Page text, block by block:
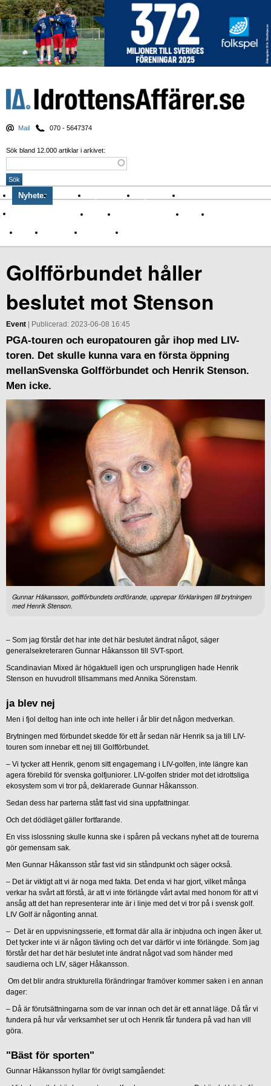
Mail 070 - 5647374
Sök bland 12.000 artiklar i arkivet:
Nyheter Krönikor Sport & spel Nyhetsbrev
Om Idrottens Affärer
Affärer I spåren av Corona Arena
Namn Sponsring TV-nyheter
Golfförbundet håller
beslutet mot Stenson
Event | Publicerad: 2023-06-08 16:45
PGA-touren och europatouren går ihop med LIV-
toren. Det skulle kunna vara en första öppning
mellanSvenska Golfförbundet och Henrik Stenson.
Men icke.
Gunnar Håkansson, golfförbundets ordförande, upprepar förklaringen till brytningen
med Henrik Stenson.
– Som jag förstår det har inte det här beslutet ändrat något, säger
generalsekreteraren Gunnar Håkansson till SVT-sport.
Scandinavian Mixed är högaktuell igen och ursprungligen hade Henrik
Stenson en huvudroll tillsammans med Annika Sörenstam.
ja blev nej
Men i fjol deltog han inte och inte heller i år blir det någon medverkan.
Brytningen med förbundet skedde för ett år sedan när Henrik sa ja till LIV-
touren som innebar ett nej till Golfförbundet.
– Vi tycker att Henrik, genom sitt engagemang i LIV-golfen, inte längre kan
agera förebild för svenska golfjuniorer. LIV-golfen strider mot det idrottsliga
ekosystem som vi tror på, deklarerade Gunnar Håkansson.
Sedan dess har parterna stått fast vid sina uppfattningar.
Och det dödläget gäller fortfarande.
En viss islossning skulle kunna ske i spåren på veckans nyhet att de tourerna
gör gemensam sak.
Men Gunnar Håkansson står fast vid sin ståndpunkt och säger också.
– Det är viktigt att vi är noga med fakta. Det enda vi har gjort, vilket många
verkar ha svårt att förstå, är att vi inte förlängde vårt avtal med honom för att vi
ansåg att det han representerar inte är i linje med det vi tror på i svensk golf.
LIV Golf är någonting annat.
– Det är en uppvisningsserie, ett format där alla är inbjudna och ingen åker ut.
Det tycker inte vi är någon tävling och det var därför vi inte förlängde. Som jag
förstår det har det här beslutet inte ändrat något vad som händer med
saudierna och LIV, säger Håkansson.
Om det blir andra strukturella förändringar framöver kommer saken i en annan
dager:
– Då är förutsättningarna som de var innan och det är ett annat läge. Då får vi
fundera på hur vår verksamhet ser ut och Henrik får fundera på vad han vill
göra.
"Bäst för sporten"
Gunnar Håkansson hyllar för övrigt samgåendet: